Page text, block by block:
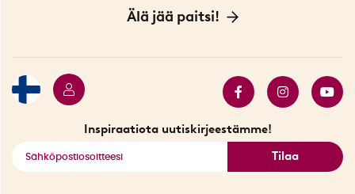
Sopimusehdot
Myymälä Tukholmassa
Innovaattoriblogi
Älä jää paitsi!
Inspiraatiota uutiskirjeestämme!
Tilaa